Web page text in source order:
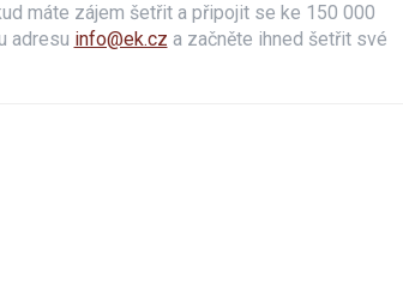
máte zájem šetřit a připojit se ke 150 000
adresu info@ek.cz a začněte ihned šetřit své